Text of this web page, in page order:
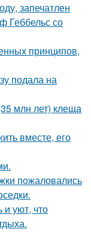
запечатлен
Геббельс со
принципов,
подала на
млн лет) клеща
вместе, его
пожаловались
и уют, что